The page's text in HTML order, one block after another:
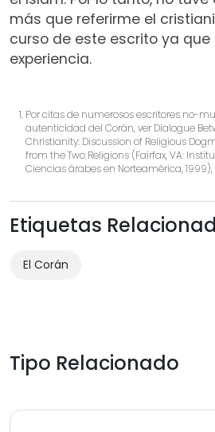
más que referirme el
curso de este escrito ya
experiencia.
Por citas de numerosos escritores no-
autenticidad del Corán, ver Dialogue
Christianity: Discussion of Religious
from the Two Religions (Fairfax, VA:
Ciencias árabes en Norteamérica, 1999),
Etiquetas
El Corán
Tipo Relacionado